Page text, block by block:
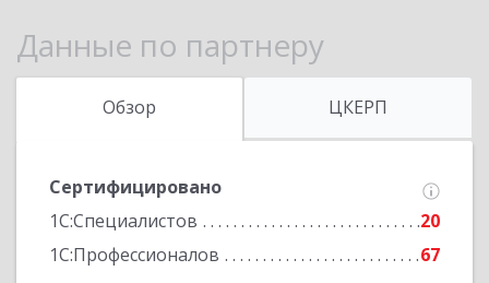
Данные по партнеру
Обзор ЦКЕРП
Сертифицировано
1С:Специалистов
20
1С:Профессионалов
67